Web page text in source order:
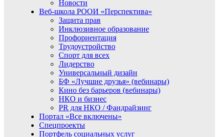
Новости
Веб-школа РООИ «Перспектива»
Защита прав
Инклюзивное образование
Профориентация
Трудоустройство
Спорт для всех
Лидерство
Универсальный дизайн
БФ «Лучшие друзья» (вебинары)
Кино без барьеров (вебинары)
НКО и бизнес
PR для НКО / Фандрайзинг
Портал «Все включены»
Спецпроекты
Портфель социальных услуг